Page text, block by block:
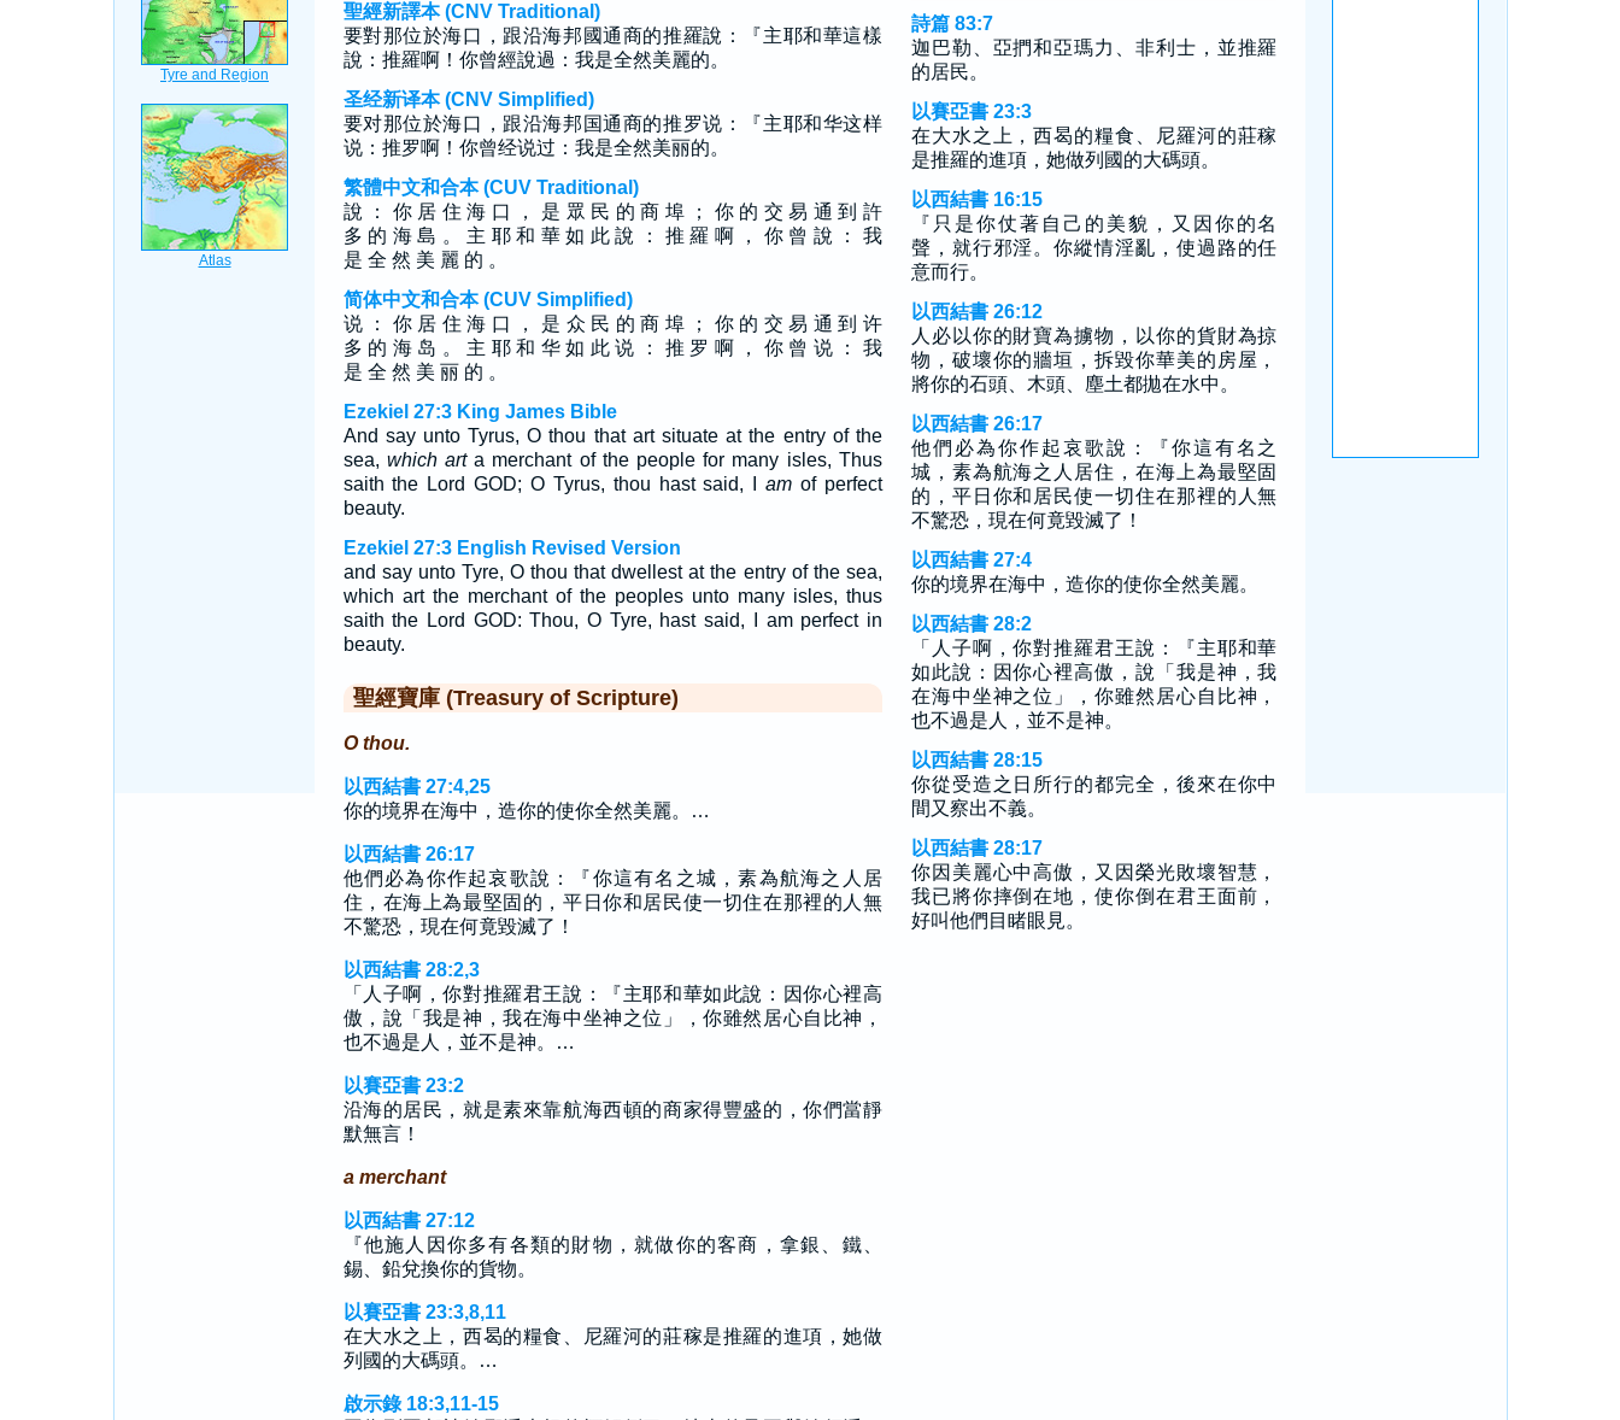
聖經新譯本 (CNV Traditional)
要對那位於海口，跟沿海邦國通商的推羅說：『主耶和華這樣
說：推羅啊！你曾經說過：我是全然美麗的。
圣经新译本 (CNV Simplified)
要对那位於海口，跟沿海邦国通商的推罗说：『主耶和华这样
说：推罗啊！你曾经说过：我是全然美丽的。
繁體中文和合本 (CUV Traditional)
說 ： 你 居 住 海 口 ， 是 眾 民 的 商 埠 ； 你 的 交 易 通 到 許
多 的 海 島 。 主 耶 和 華 如 此 說 ： 推 羅 啊 ， 你 曾 說 ： 我
是 全 然 美 麗 的 。
简体中文和合本 (CUV Simplified)
说 ： 你 居 住 海 口 ， 是 众 民 的 商 埠 ； 你 的 交 易 通 到 许
多 的 海 岛 。 主 耶 和 华 如 此 说 ： 推 罗 啊 ， 你 曾 说 ： 我
是 全 然 美 丽 的 。
Ezekiel 27:3 King James Bible
And say unto Tyrus, O thou that art situate at the entry of the
sea, which arta merchant of the people for many isles, Thus
saith the Lord GOD; O Tyrus, thou hast said, Iam of perfect
beauty.
Ezekiel 27:3 English Revised Version
and say unto Tyre, O thou that dwellest at the entry of the sea,
which art the merchant of the peoples unto many isles, thus
saith the Lord GOD: Thou, O Tyre, hast said, I am perfect in
beauty.
聖經寶庫 (Treasury of Scripture)
O thou.
以西結書 27:4,25
你的境界在海中，造你的使你全然美麗。…
以西結書 26:17
他們必為你作起哀歌說：『你這有名之城，素為航海之人居
住，在海上為最堅固的，平日你和居民使一切住在那裡的人無
不驚恐，現在何竟毀滅了！
以西結書 28:2,3
「人子啊，你對推羅君王說：『主耶和華如此說：因你心裡高
傲，說「我是神，我在海中坐神之位」，你雖然居心自比神，
也不過是人，並不是神。…
以賽亞書 23:2
沿海的居民，就是素來靠航海西頓的商家得豐盛的，你們當靜
默無言！
a merchant
以西結書 27:12
『他施人因你多有各類的財物，就做你的客商，拿銀、鐵、
錫、鉛兌換你的貨物。
以賽亞書 23:3,8,11
在大水之上，西曷的糧食、尼羅河的莊稼是推羅的進項，她做
列國的大碼頭。…
啟示錄 18:3,11-15
詩篇 83:7
迦巴勒、亞捫和亞瑪力、非利士，並推羅
的居民。
以賽亞書 23:3
在大水之上，西曷的糧食、尼羅河的莊稼
是推羅的進項，她做列國的大碼頭。
以西結書 16:15
『只是你仗著自己的美貌，又因你的名
聲，就行邪淫。你縱情淫亂，使過路的任
意而行。
以西結書 26:12
人必以你的財寶為擄物，以你的貨財為掠
物，破壞你的牆垣，拆毀你華美的房屋，
將你的石頭、木頭、塵土都拋在水中。
以西結書 26:17
他們必為你作起哀歌說：『你這有名之
城，素為航海之人居住，在海上為最堅固
的，平日你和居民使一切住在那裡的人無
不驚恐，現在何竟毀滅了！
以西結書 27:4
你的境界在海中，造你的使你全然美麗。
以西結書 28:2
「人子啊，你對推羅君王說：『主耶和華
如此說：因你心裡高傲，說「我是神，我
在海中坐神之位」，你雖然居心自比神，
也不過是人，並不是神。
以西結書 28:15
你從受造之日所行的都完全，後來在你中
間又察出不義。
以西結書 28:17
你因美麗心中高傲，又因榮光敗壞智慧，
我已將你摔倒在地，使你倒在君王面前，
好叫他們目睹眼見。